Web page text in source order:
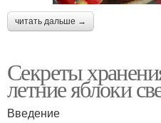
читать дальше →
Секреты
летние яблоки
Введение